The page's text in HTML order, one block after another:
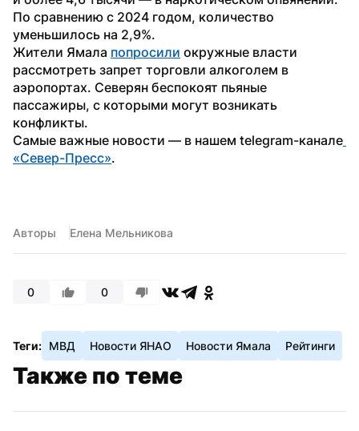
По сравнению с 2024 годом, количество
уменьшилось на 2,9%.
Жители Ямала попросили окружные власти
рассмотреть запрет торговли алкоголем в
аэропортах. Северян беспокоят пьяные
пассажиры, с которыми могут возникать
конфликты.
Самые важные новости — в нашем telegram-канале
«Север-Пресс».
Авторы Елена Мельникова
0 0
Теги: МВД Новости ЯНАО Новости Ямала Рейтинги
Также по теме